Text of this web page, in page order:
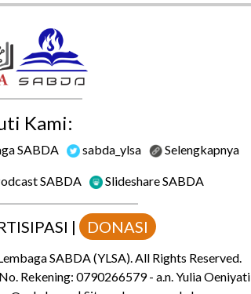
Kami:
SABDA sabda_ylsa Selengkapnya
SABDA Slideshare SABDA
| DONASI
SABDA (YLSA). All Rights Reserved.
Rekening: 0790266579 - a.n. Yulia Oeniyati